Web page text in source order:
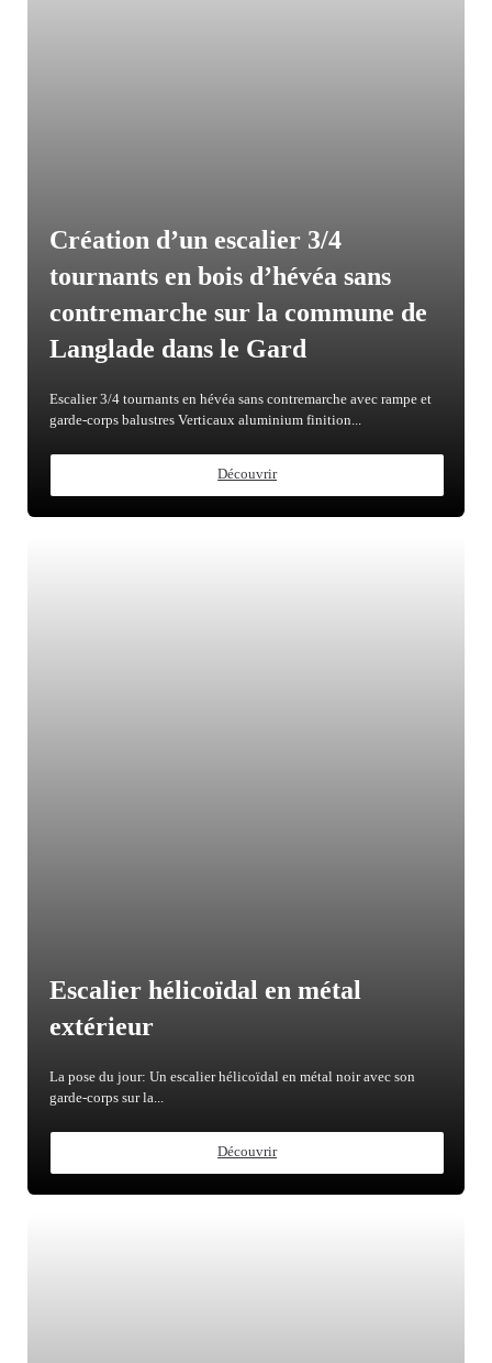
Création d’un escalier 3/4
tournants en bois d’hévéa sans
contremarche sur la commune de
Langlade dans le Gard
Escalier 3/4 tournants en hévéa sans contremarche avec rampe et
garde-corps balustres Verticaux aluminium finition...
Découvrir
Escalier hélicoïdal en métal
extérieur
La pose du jour: Un escalier hélicoïdal en métal noir avec son
garde-corps sur la...
Découvrir